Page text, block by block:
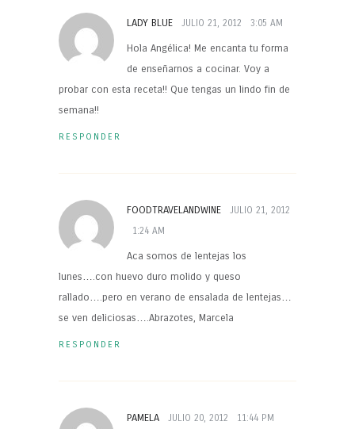
LADY BLUE JULIO 21, 2012 3:05 AM
Hola Angélica! Me encanta tu forma
de enseñarnos a cocinar. Voy a
probar con esta receta!! Que tengas un lindo fin de
semana!!
RESPONDER
FOODTRAVELANDWINE
JULIO 21, 2012
1:24 AM
Aca somos de lentejas los
lunes….con huevo duro molido y queso
rallado….pero en verano de ensalada de lentejas…
se ven deliciosas….Abrazotes, Marcela
RESPONDER
PAMELA JULIO 20, 2012 11:44 PM